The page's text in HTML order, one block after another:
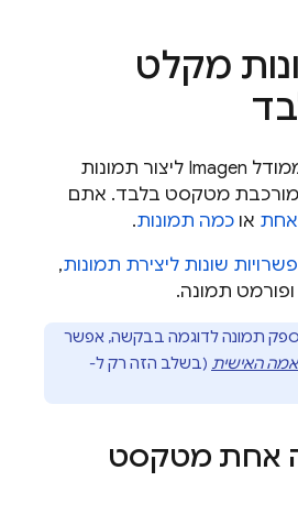
מקלט
Imagenליצור תמונות
מטקסט בלבד. אתם
אוכמה תמונות.
שונות ליצירת תמונות,
תמונה.
תמונה לדוגמה בבקשה, אפשר
האישית(בשלב הזה רק ל-
אחת מטקסט